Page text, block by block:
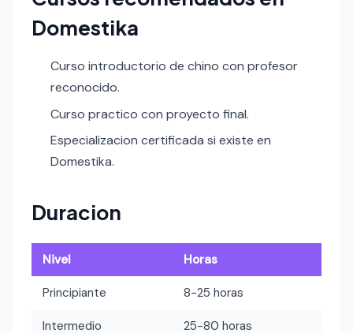
Domestika
Curso introductorio de chino con profesor
reconocido.
Curso practico con proyecto final.
Especializacion certificada si existe en
Domestika.
Duracion
Nivel Horas
Principiante 8-25 horas
Intermedio 25-80 horas